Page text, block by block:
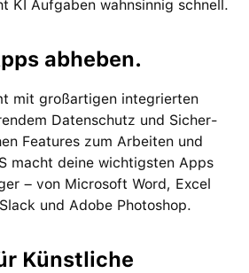
KI Aufgaben wahnsinnig schnell.
abheben.
mit groß­artigen inte­grierten
Daten­schutz und Sicher­
Features zum Arbeiten und
macht deine wichtigsten Apps
– von Microsoft Word, Excel
und Adobe Photoshop.
Künstliche